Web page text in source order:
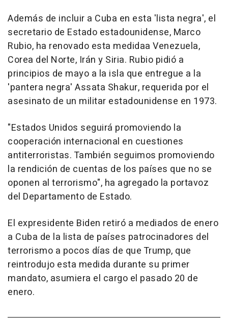
Además de incluir a Cuba en esta 'lista negra', el
secretario de Estado estadounidense, Marco
Rubio, ha renovado esta medidaa Venezuela,
Corea del Norte, Irán y Siria. Rubio pidió a
principios de mayo a la isla que entregue a la
'pantera negra' Assata Shakur, requerida por el
asesinato de un militar estadounidense en 1973.
"Estados Unidos seguirá promoviendo la
cooperación internacional en cuestiones
antiterroristas. También seguimos promoviendo
la rendición de cuentas de los países que no se
oponen al terrorismo", ha agregado la portavoz
del Departamento de Estado.
El expresidente Biden retiró a mediados de enero
a Cuba de la lista de países patrocinadores del
terrorismo a pocos días de que Trump, que
reintrodujo esta medida durante su primer
mandato, asumiera el cargo el pasado 20 de
enero.